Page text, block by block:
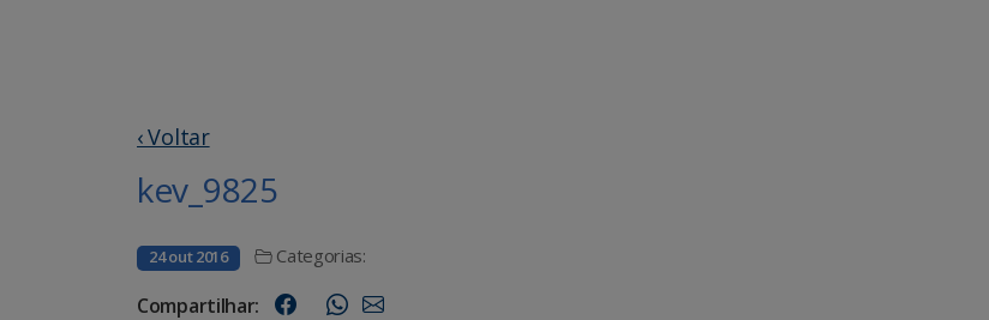
‹ Voltar
kev_9825
24 out 2016 Categorias:
Compartilhar: